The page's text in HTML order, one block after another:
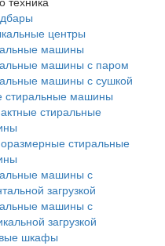
центры
машины
машины с паром
машины с сушкой
стиральные машины
стиральные
стиральные
машины с
загрузкой
машины с
загрузкой
шкафы